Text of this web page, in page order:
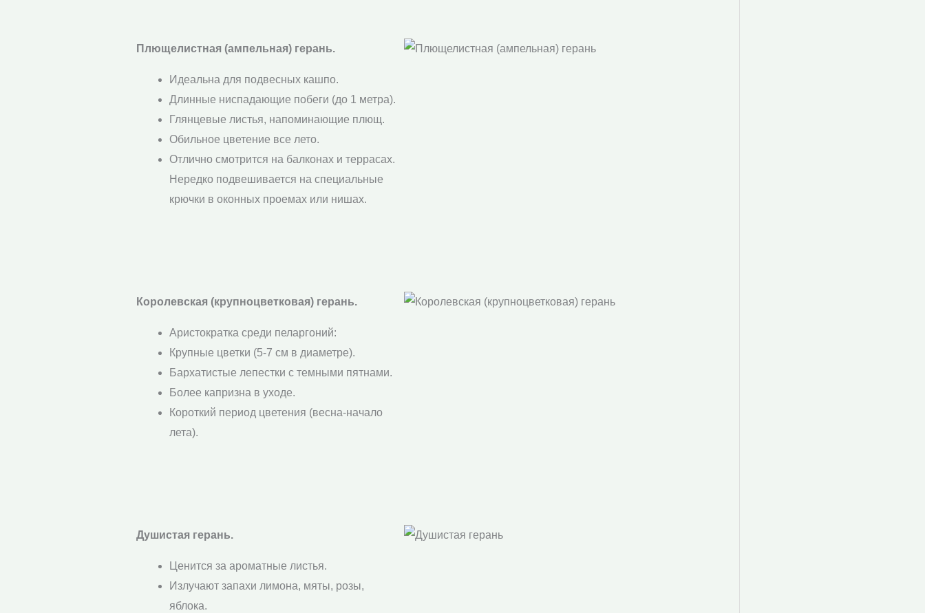
Плющелистная (ампельная) герань.
Идеальна для подвесных кашпо.
Длинные ниспадающие побеги (до 1 метра).
Глянцевые листья, напоминающие плющ.
Обильное цветение все лето.
Отлично смотрится на балконах и террасах.
Нередко подвешивается на специальные
крючки в оконных проемах или нишах.
Королевская (крупноцветковая) герань.
Аристократка среди пеларгоний:
Крупные цветки (5-7 см в диаметре).
Бархатистые лепестки с темными пятнами.
Более капризна в уходе.
Короткий период цветения (весна-начало
лета).
Душистая герань.
Ценится за ароматные листья.
Излучают запахи лимона, мяты, розы,
яблока.